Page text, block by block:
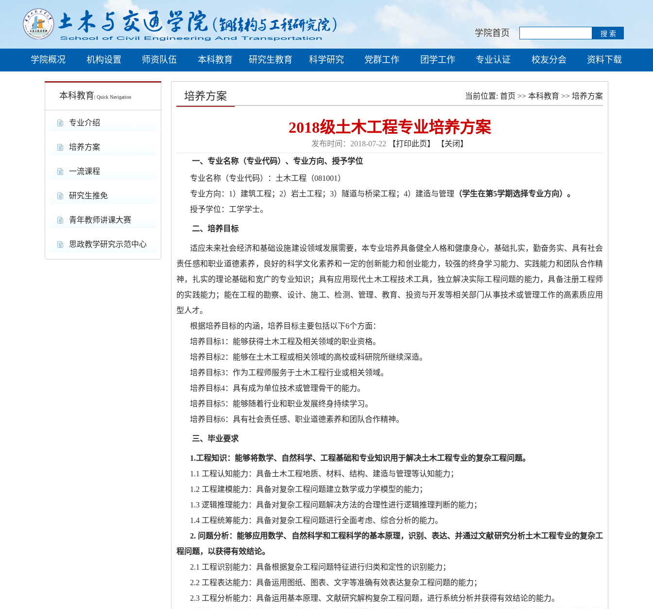
学院首页
学院概况 机构设置 师资队伍 本科教育 研究生教育 科学研究 党群工作 团学工作 专业认证 校友分会 资料下载
本科教育| Quick Navigation
专业介绍
培养方案
一流课程
研究生推免
青年教师讲课大赛
思政教学研究示范中心
培养方案 当前位置: 首页 >> 本科教育 >> 培养方案
2018级土木工程专业培养方案
发布时间：2018-07-22 【打印此页】 【关闭】
一、专业名称（专业代码）、专业方向、授予学位
专业名称（专业代码）：土木工程（081001 ）
专业方向： 1 ）建筑工程； 2）岩土工程； 3）隧道与桥梁工程； 4）建造与管理 （学生在第5学期选择专业方向）。
授予学位：工学学士。
二、培养目标
适应未来社会经济和基础设施建设领域发展需要，本专业培养具备健全人格和健康身心， 基础扎实，勤奋务实、具有社会
责任感和职业道德素养，良好的科学文化素养和一定的创新能力和创业能力 ，较强的终身学习能力、实践能力和团队合作精
神，扎实的理论基础和宽广的专业知识；具有应用现代土木工程技术工具，独立解决实际工程问题的能力，具备注册工程师
的实践能力；能在工程的勘察、设计、施工、检测、管理、教育、投资与开发等相关部门从事技术或管理工作的高素质应用
型人才。
根据培养目标的内涵，培养目标主要包括以下6个方面：
培养目标1 ：能够获得土木工程及相关领域的职业资格。
培养目标2 ：能够在土木工程或相关领域的高校或科研院所继续深造。
培养目标3：作为工程师服务于土木工程行业或相关领域。
培养目标4：具有成为单位技术或管理骨干的能力。
培养目标5：能够随着行业和职业发展终身持续学习。
培养目标6：具有社会责任感、职业道德素养和团队合作精神。
三、毕业要求
1.工程知识：能够将数学、自然科学、工程基础和专业知识用于解决土木工程专业的复杂工程问题。
1.1 工程认知能力：具备土木工程地质、材料、结构、建造与管理等认知能力；
1.2 工程建模能力：具备对复杂工程问题建立数学或力学模型的能力；
1.3 逻辑推理能力：具备对复杂工程问题解决方法的合理性进行逻辑推理判断的能力；
1.4 工程统筹能力：具备对复杂工程问题进行全面考虑、综合分析的能力。
2. 问题分析：能够应用数学、自然科学和工程科学的基本原理，识别、表达、并通过文献研究分析土木工程专业的复杂工
程问题，以获得有效结论。
2.1 工程识别能力：具备根据复杂工程问题特征进行归类和定性的识别能力；
2.2 工程表达能力：具备运用图纸、图表、文字等准确有效表达复杂工程问题的能力；
2.3 工程分析能力：具备运用基本原理、文献研究解构复杂工程问题，进行系统分析并获得有效结论的能力。